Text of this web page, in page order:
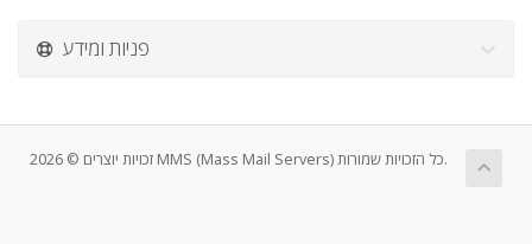
פניות ומידע
זכויות יוצרים © 2026 MMS (Mass Mail Servers) כל הזכויות שמורות.